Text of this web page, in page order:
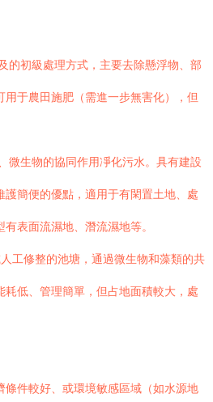
的初級處理方式，主要去除懸浮物、部
于農田施肥（需進一步無害化），但
微生物的協同作用凈化污水。具有建設
簡便的優點，適用于有閑置土地、處
表面流濕地、潛流濕地等。
工修整的池塘，通過微生物和藻類的共
低、管理簡單，但占地面積較大，處
條件較好、或環境敏感區域（如水源地